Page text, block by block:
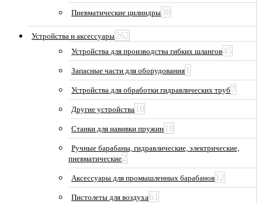
Пневматические цилиндры38
Устройства и аксессуары262
Устройства для производства гибких шлангов45
Запасные части для оборудования 1
Устройства для обработки гидравлических труб 7
Другие устройства 10
Станки для навивки пружин 18
Ручные барабаны, гидравлические, электрические,
пневматические2
Аксессуары для промышленных барабанов 12
Пистолеты для воздуха61